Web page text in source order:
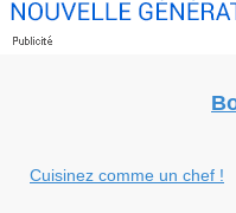
Cuisinez comme un chef !